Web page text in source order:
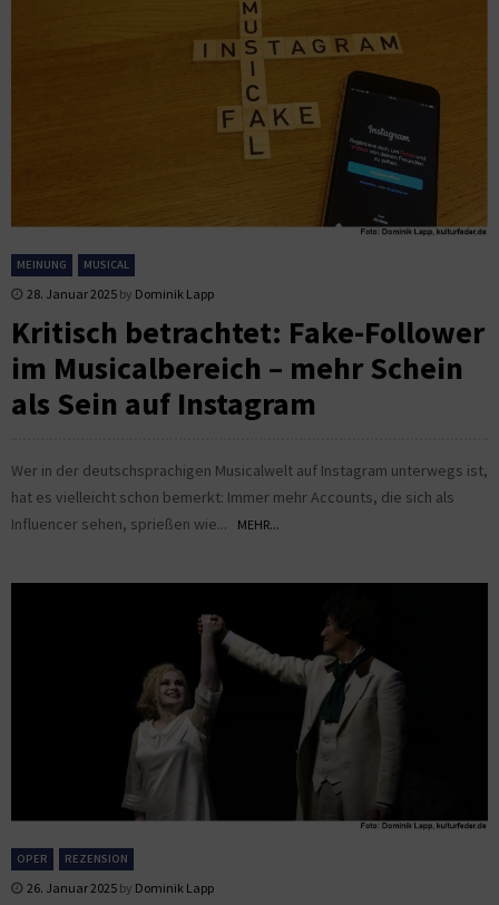
MEINUNG MUSICAL
28. Januar 2025 by Dominik Lapp
Kritisch betrachtet: Fake-Follower
im Musicalbereich – mehr Schein
als Sein auf Instagram
Wer in der deutschsprachigen Musicalwelt auf Instagram unterwegs ist,
hat es vielleicht schon bemerkt: Immer mehr Accounts, die sich als
Influencer sehen, sprießen wie...
MEHR...
OPER REZENSION
26. Januar 2025 by Dominik Lapp